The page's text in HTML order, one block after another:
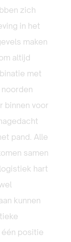
zich
in het
maken
altijd
met
binnen voor
pand. Alle
samen
hart
kunnen
positie